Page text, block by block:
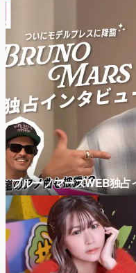
ブルーノマーズWEB独占